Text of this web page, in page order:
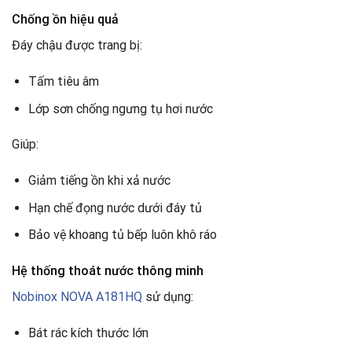
Chống ồn hiệu quả
Đáy chậu được trang bị:
Tấm tiêu âm
Lớp sơn chống ngưng tụ hơi nước
Giúp:
Giảm tiếng ồn khi xả nước
Hạn chế đọng nước dưới đáy tủ
Bảo vệ khoang tủ bếp luôn khô ráo
Hệ thống thoát nước thông minh
Nobinox NOVA A181HQ sử dụng:
Bát rác kích thước lớn